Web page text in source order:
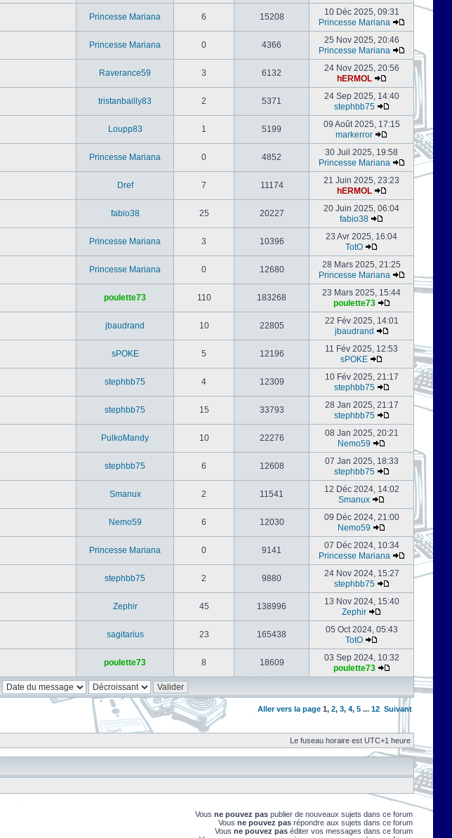
Princesse Mariana 6 15208
10 Déc 2025, 09:31
Princesse Mariana
Princesse Mariana 0 4366
25 Nov 2025, 20:46
Princesse Mariana
Raverance59 3 6132
24 Nov 2025, 20:56
hERMOL
tristanbailly83 2 5371
24 Sep 2025, 14:40
stephbb75
Loupp83 1 5199
09 Août 2025, 17:15
markerror
Princesse Mariana 0 4852
30 Juil 2025, 19:58
Princesse Mariana
Dref 7 11174
21 Juin 2025, 23:23
hERMOL
fabio38 25 20227
20 Juin 2025, 06:04
fabio38
Princesse Mariana 3 10396
23 Avr 2025, 16:04
TotO
Princesse Mariana 0 12680
28 Mars 2025, 21:25
Princesse Mariana
poulette73 110 183268
23 Mars 2025, 15:44
poulette73
jbaudrand 10 22805
22 Fév 2025, 14:01
jbaudrand
sPOKE 5 12196
11 Fév 2025, 12:53
sPOKE
stephbb75 4 12309
10 Fév 2025, 21:17
stephbb75
stephbb75 15 33793
28 Jan 2025, 21:17
stephbb75
PulkoMandy 10 22276
08 Jan 2025, 20:21
Nemo59
stephbb75 6 12608
07 Jan 2025, 18:33
stephbb75
Smanux 2 11541
12 Déc 2024, 14:02
Smanux
Nemo59 6 12030
09 Déc 2024, 21:00
Nemo59
Princesse Mariana 0 9141
07 Déc 2024, 10:34
Princesse Mariana
stephbb75 2 9880
24 Nov 2024, 15:27
stephbb75
Zephir 45 138996
13 Nov 2024, 15:40
Zephir
sagitarius 23 165438
05 Oct 2024, 05:43
TotO
poulette73 8 18609
03 Sep 2024, 10:32
poulette73
Aller vers la page 1, 2, 3, 4, 5 ... 12 Suivant
Le fuseau horaire est UTC+1 heure
Vous ne pouvez pas publier de nouveaux sujets dans ce forum
Vous ne pouvez pas répondre aux sujets dans ce forum
Vous ne pouvez pas éditer vos messages dans ce forum